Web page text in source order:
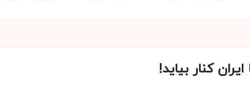
کنار بیاید!